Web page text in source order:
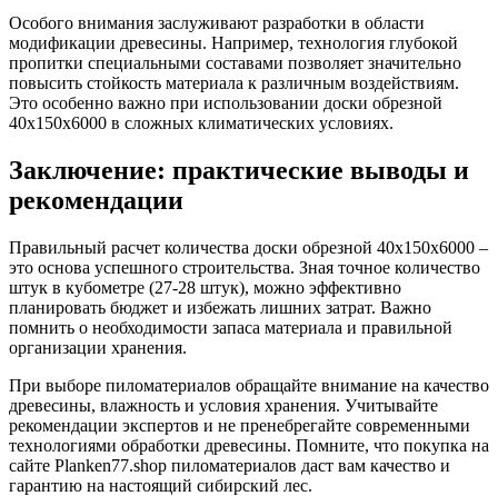
Особого внимания заслуживают разработки в области
модификации древесины. Например, технология глубокой
пропитки специальными составами позволяет значительно
повысить стойкость материала к различным воздействиям.
Это особенно важно при использовании доски обрезной
40х150х6000 в сложных климатических условиях.
Заключение: практические выводы и
рекомендации
Правильный расчет количества доски обрезной 40х150х6000 –
это основа успешного строительства. Зная точное количество
штук в кубометре (27-28 штук), можно эффективно
планировать бюджет и избежать лишних затрат. Важно
помнить о необходимости запаса материала и правильной
организации хранения.
При выборе пиломатериалов обращайте внимание на качество
древесины, влажность и условия хранения. Учитывайте
рекомендации экспертов и не пренебрегайте современными
технологиями обработки древесины. Помните, что покупка на
сайте Planken77.shop пиломатериалов даст вам качество и
гарантию на настоящий сибирский лес.